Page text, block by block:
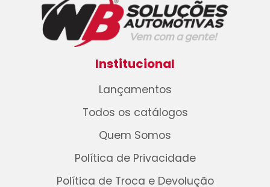
Institucional
Lançamentos
Todos os catálogos
Quem Somos
Política de Privacidade
Política de Troca e Devolução